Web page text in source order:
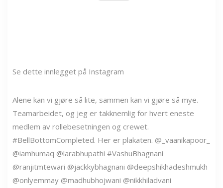
Se dette innlegget på Instagram
Alene kan vi gjøre så lite, sammen kan vi gjøre så mye.
Teamarbeidet, og jeg er takknemlig for hvert eneste
medlem av rollebesetningen og crewet.
#BellBottomCompleted. Her er plakaten. @_vaanikapoor_
@iamhumaq @larabhupathi #VashuBhagnani
@ranjitmtewari @jackkybhagnani @deepshikhadeshmukh
@onlyemmay @madhubhojwani @nikkhiladvani